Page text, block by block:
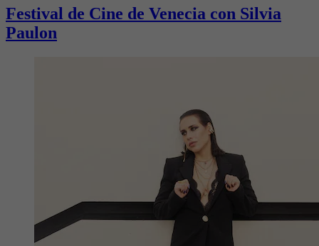
Festival de Cine de Venecia con Silvia
Paulon